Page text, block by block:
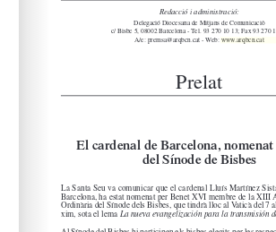
arqbcn.cat - Web: www.arqbcn.cat